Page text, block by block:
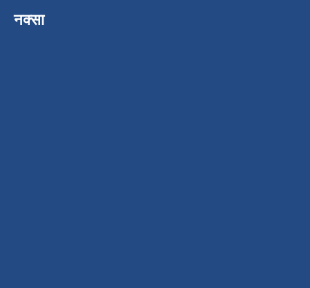
नक्सा